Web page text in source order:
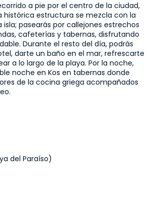
a pie por el centro de la ciudad,
histórica estructura se mezcla con la
pasearás por callejones estrechos
cafeterías y tabernas, disfrutando
Durante el resto del día, podrás
darte un baño en el mar, refrescarte
a lo largo de la playa. Por la noche,
noche en Kos en tabernas donde
de la cocina griega acompañados
del Paraíso)